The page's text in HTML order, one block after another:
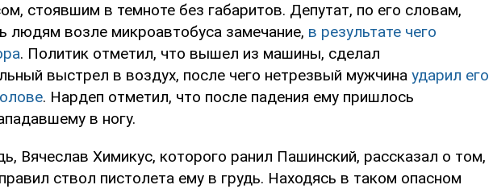
стоявшим в темноте без габаритов. Депутат, по его словам,
людям возле микроавтобуса замечание, в результате чего
. Политик отметил, что вышел из машины, сделал
выстрел в воздух, после чего нетрезвый мужчина ударил его
. Нардеп отметил, что после падения ему пришлось
в ногу.
Вячеслав Химикус, которого ранил Пашинский, рассказал о том,
ствол пистолета ему в грудь. Находясь в таком опасном